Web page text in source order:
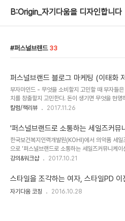
B:Origin_자기다움을 디자인합니다
퍼스널브랜드 33
퍼스널브랜드 블로그 마케팅 (이태화
부자마인드 - 무엇을 소비할지 고민할 때 부자들
치를 창출할지 고민한다. 돈이 생기면 무엇을 현명
할때, 부자들은 무엇에 투자해 가치를 높일지 고민
판다.내가 가치를 소비하는 데 집중할 때 그들은 가
집중한다. 가르치는 것은 두 번 배우는 것이다. -
주베르 J.Joubert 사과 속에 들어 있는 씨앗은 셀
에 들어 있는 사과는 셀 수 없다. - 존 에이브램스
그 마케팅국내도서저자 : 이태화출판 : 미다스북
되도록 코칭하는 카페..
칼럼/책리뷰 2017.11.26
'퍼스널브랜드로 소통하는 세일즈커뮤
@ 한국보건복지인력개발원
한국보건복지인력개발원(KOHI)에서 의약품 세일
으로 '퍼스널브랜드로 소통하는 세일즈커뮤니케
다.강사의 실사례를 전달하는 것이 도움이 될듯하
일을 일일이 말하기 힘들어 대신 설명해줄 블로그
것이 계기가 되어 퍼스널 브랜딩의 매력에 빠져 브
사에 입사까지 했던 이야기. 지금은 카페인 코치로
강의&워크샵 2017.10.21
스타일을 조각하는 여자, 스타일PD 이
자기다움 코칭 2016.10.28